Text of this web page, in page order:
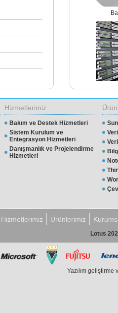
Hizmetlerimiz
Bakım ve Destek Hizmetleri
Sistem Kurulum ve
Entegrasyon Hizmetleri
Danışmanlık ve Projelendirme
Hizmetleri
Hizmetlerimiz Ürünlerimiz
Lotus
Yazılım